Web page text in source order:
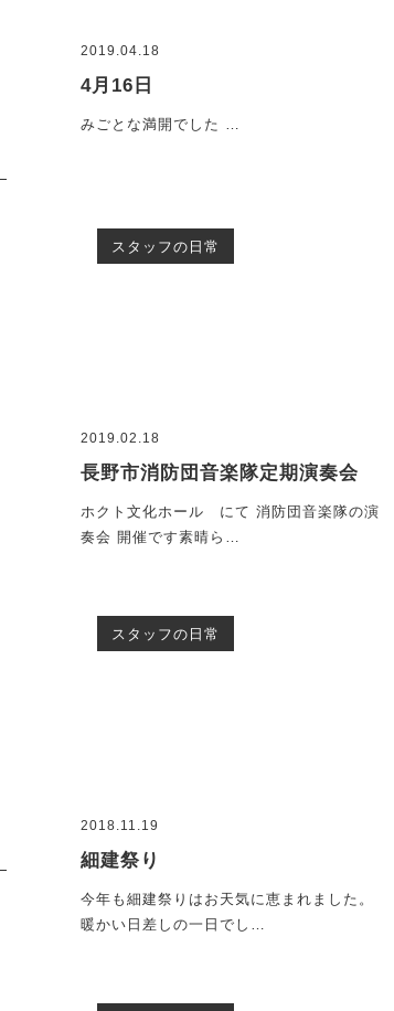
2019.04.18
4月16日
みごとな満開でした …
スタッフの日常
2019.02.18
長野市消防団音楽隊定期演奏会
ホクト文化ホール にて 消防団音楽隊の演
奏会 開催です素晴ら…
スタッフの日常
2018.11.19
細建祭り
今年も細建祭りはお天気に恵まれました。
暖かい日差しの一日でし…